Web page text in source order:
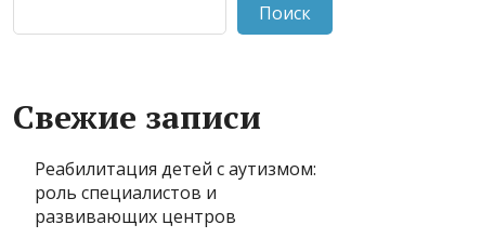
Поиск
Свежие записи
Реабилитация детей с аутизмом:
роль специалистов и
развивающих центров